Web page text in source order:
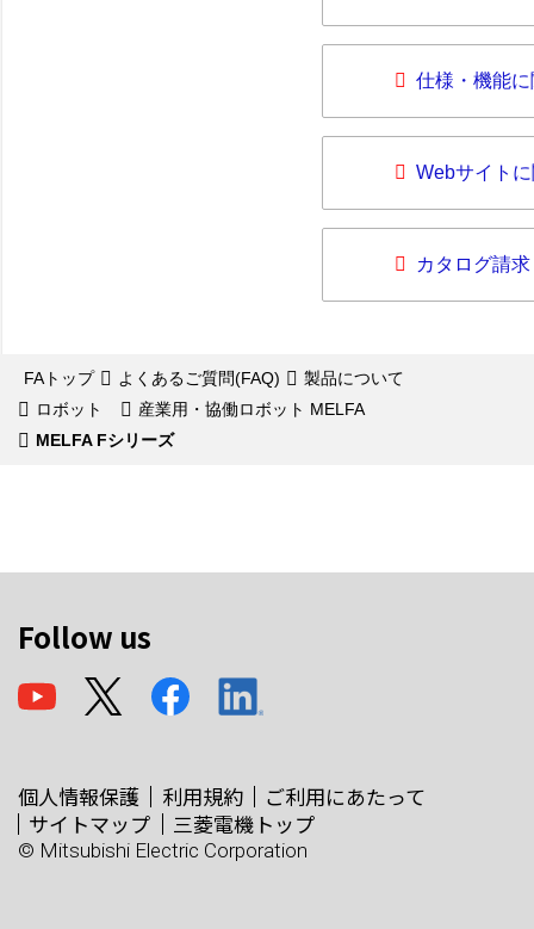
仕様・機能
Webサイト
カタログ請求
FAトップ よくあるご質問(FAQ)
製品について
ロボット
産業用・協働ロボット MELFA
MELFA Fシリーズ
Follow us
個人情報保護 利用規約
ご利用にあたって
サイトマップ
三菱電機トップ
© Mitsubishi Electric Corporation